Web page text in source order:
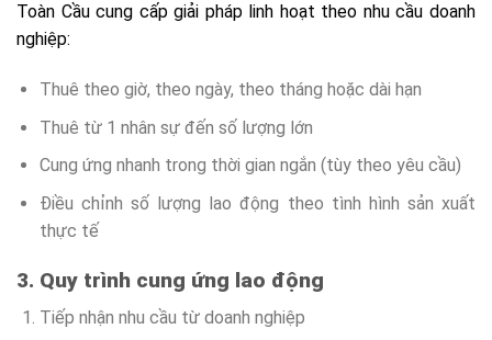
Toàn Cầu cung cấp giải pháp linh hoạt theo nhu cầu doanh
nghiệp:
Thuê theo giờ, theo ngày, theo tháng hoặc dài hạn
Thuê từ 1 nhân sự đến số lượng lớn
Cung ứng nhanh trong thời gian ngắn (tùy theo yêu cầu)
Điều chỉnh số lượng lao động theo tình hình sản xuất
thực tế
3. Quy trình cung ứng lao động
Tiếp nhận nhu cầu từ doanh nghiệp